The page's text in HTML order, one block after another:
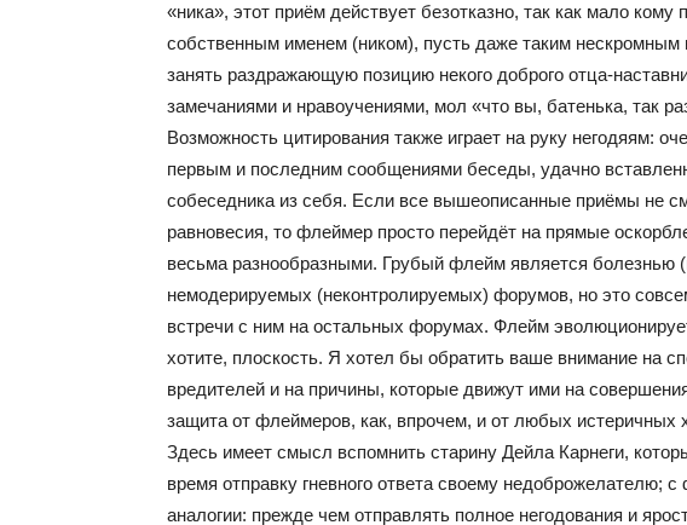
«ника», этот приём действует безотказно, так как мало кому
собственным именем (ником), пусть даже таким нескромным
занять раздражающую позицию некого доброго отца-
замечаниями и нравоучениями, мол «что вы, батенька, так
Возможность цитирования также играет на руку негодяям:
первым и последним сообщениями беседы, удачно
собеседника из себя. Если все вышеописанные приёмы не
равновесия, то флеймер просто перейдёт на прямые
весьма разнообразными. Грубый флейм является болезнью
немодерируемых (неконтролируемых) форумов, но это
встречи с ним на остальных форумах. Флейм
хотите, плоскость. Я хотел бы обратить ваше внимание на
вредителей и на причины, которые движут ими на
защита от флеймеров, как, впрочем, и от любых истеричных
Здесь имеет смысл вспомнить старину Дейла Карнеги,
время отправку гневного ответа своему недоброжелателю;
аналогии: прежде чем отправлять полное негодования и